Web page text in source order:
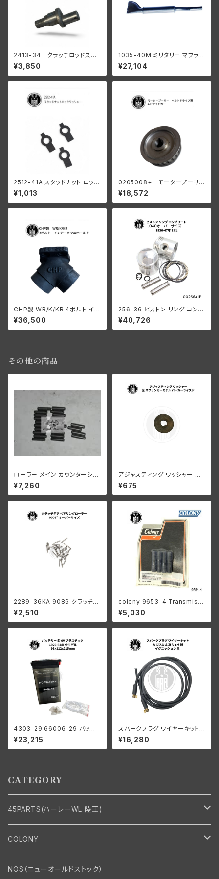
2413-34 クラッチロッドスタ
ッド 1934-37 R WL
陸王
¥3,850
1035-40M ミリタリー マフラー
ブラック
¥27,104
2512-41A スタッドナット ロック
ワッシャー 3個入
¥1,013
0205008+ モータープーリー
24T ベルトドライブ用 45" サイ
ドカー
¥18,572
CHP製 WR/K/KR 4ボルト イン
テ ークマニホールド
¥36,500
256-36 ピストン リング コンプ
リート .040オーバーサイズ 19
36-47年 E/EL
¥40,726
その他の商品
ローラー メイン カウンターシャ
フト 0008"オーバーサイズ 24
個 ハーレーダビッドソン
¥7,260
アジャスティング ワッシャー ハ
ーレーダビッドソン 全スプリン
ガーモデル パーカーライズド
¥675
2289-36KA 9086 クラッチギ
ア ベアリングローラー 0008"
オーバーサイズ 24個 ハーレー
ダビッドソン
¥2,510
colony 9653-4 Transmissi
on case bottom stud kit
¥5,030
4303-29 66006-29 バッテリ
ー 6V プラスチック 1929-64年
98x112x215mm
¥23,215
スパークプラグ ワイヤーキット
ねじ込み式 真ちゅう製 イグニッ
ション 黒 ハーレーダビッドソン
¥16,280
CATEGORY
45PARTS(ハーレーWL 陸王)
エンジン
エンジン・シリンダーヘッド
マフラー・インテーク・キャブレター
COLONY
Bolt・Nut
NOS（ニューオールドストック）